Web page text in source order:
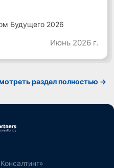
Будущего 2026
Июнь 2026 г.
раздел полностью ->